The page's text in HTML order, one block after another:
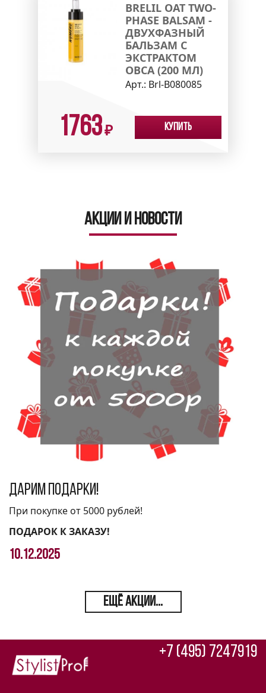
BRELIL OAT TWO-
PHASE BALSAM -
ДВУХФАЗНЫЙ
БАЛЬЗАМ С
ЭКСТРАКТОМ
ОВСА (200 МЛ)
Арт.: Brl-B080085
1763₽ Купить
Акции и новости
Дарим подарки!
При покупке от 5000 рублей!
ПОДАРОК К ЗАКАЗУ!
10.12.2025
ЕЩЁ АКЦИИ...
+7 (495) 7247919